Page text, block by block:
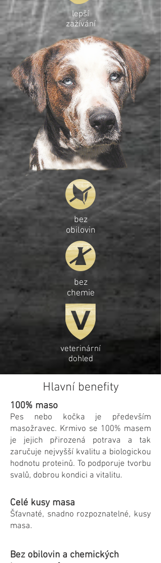
lepší
zažívání
bez
obilovin
bez
chemie
veterinární
dohled
Hlavní benefity
100% maso
Pes nebo kočka je především
masožravec. Krmivo se 100% masem
je jejich přirozená potrava a tak
zaručuje nejvyšší kvalitu a biologickou
hodnotu proteinů. To podporuje tvorbu
svalů, dobrou kondici a vitalitu.
Celé kusy masa
Šťavnaté, snadno rozpoznatelné, kusy
masa.
Bez obilovin a chemických